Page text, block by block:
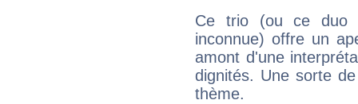
Ce trio (ou ce duo
inconnue) offre un
amont d'une
dignités. Une sorte
thème.